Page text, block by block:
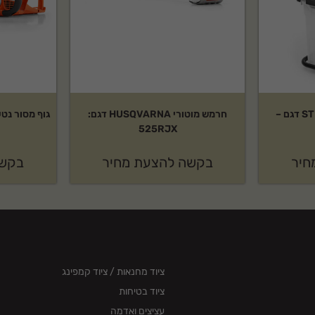
מרסקת גזם חשמלית STIHL דגם –
חרמש מוטורי HUSQVARNA דגם:
525RJX
בקשה להצעת מחיר
ציוד מחנאות / ציוד קמפינג
ציוד בטיחות
עציצים ואדמה